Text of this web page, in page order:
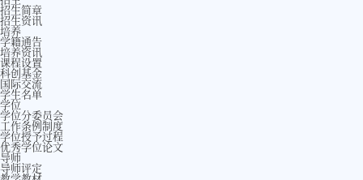
招生简章
招生资讯
培养
学籍通告
培养资讯
课程设置
科创基金
国际交流
学生名单
学位
学位分委员会
工作条例制度
学位授予过程
优秀学位论文
导师
导师评定